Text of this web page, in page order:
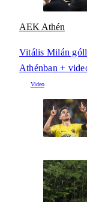
AEK Athén
Vitális Milán
Athénban +